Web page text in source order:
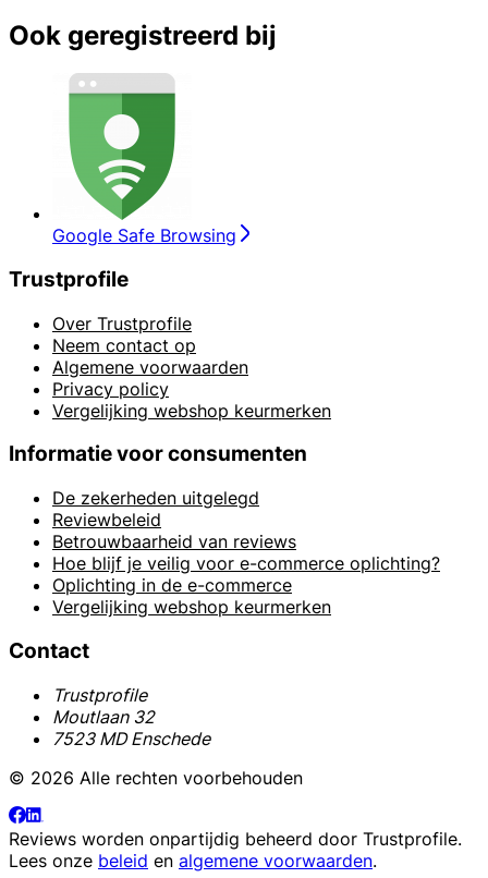
Ook geregistreerd bij
Google Safe Browsing
Trustprofile
Over Trustprofile
Neem contact op
Algemene voorwaarden
Privacy policy
Vergelijking webshop keurmerken
Informatie voor consumenten
De zekerheden uitgelegd
Reviewbeleid
Betrouwbaarheid van reviews
Hoe blijf je veilig voor e-commerce oplichting?
Oplichting in de e-commerce
Vergelijking webshop keurmerken
Contact
Trustprofile
Moutlaan 32
7523 MD Enschede
© 2026 Alle rechten voorbehouden
Reviews worden onpartijdig beheerd door Trustprofile.
Lees onze beleid en algemene voorwaarden.